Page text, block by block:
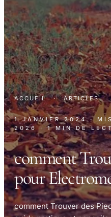
ACCUEIL · ARTICLES
1 JANVIER 2024 ·
2026
· 1 MIN DE
comment
pour
comment Trouver des